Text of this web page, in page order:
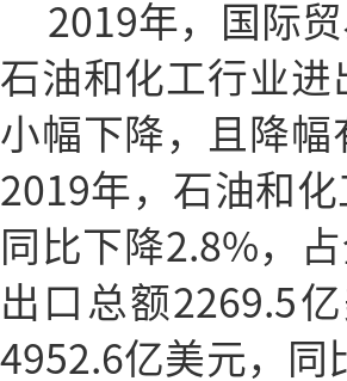
2019年，国际
石油和化工行业
小幅下降，且降
2019年，石油和
同比下降2.8%，
出口总额2269.5
4952.6亿美元，同